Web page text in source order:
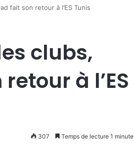
fait son retour à l’ES Tunis
clubs,
à l’ES
307 Temps de lecture 1 minute